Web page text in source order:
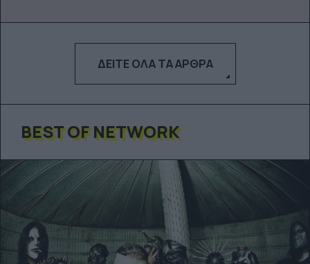
ΔΕΊΤΕ ΌΛΑ ΤΑ ΆΡΘΡΑ
BEST OF NETWORK